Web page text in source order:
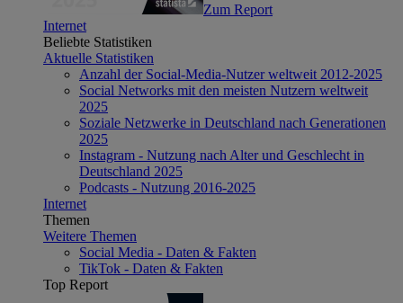
Zum Report
Internet
Beliebte Statistiken
Aktuelle Statistiken
Anzahl der Social-Media-Nutzer weltweit 2012-2025
Social Networks mit den meisten Nutzern weltweit
2025
Soziale Netzwerke in Deutschland nach Generationen
2025
Instagram - Nutzung nach Alter und Geschlecht in
Deutschland 2025
Podcasts - Nutzung 2016-2025
Internet
Themen
Weitere Themen
Social Media - Daten & Fakten
TikTok - Daten & Fakten
Top Report